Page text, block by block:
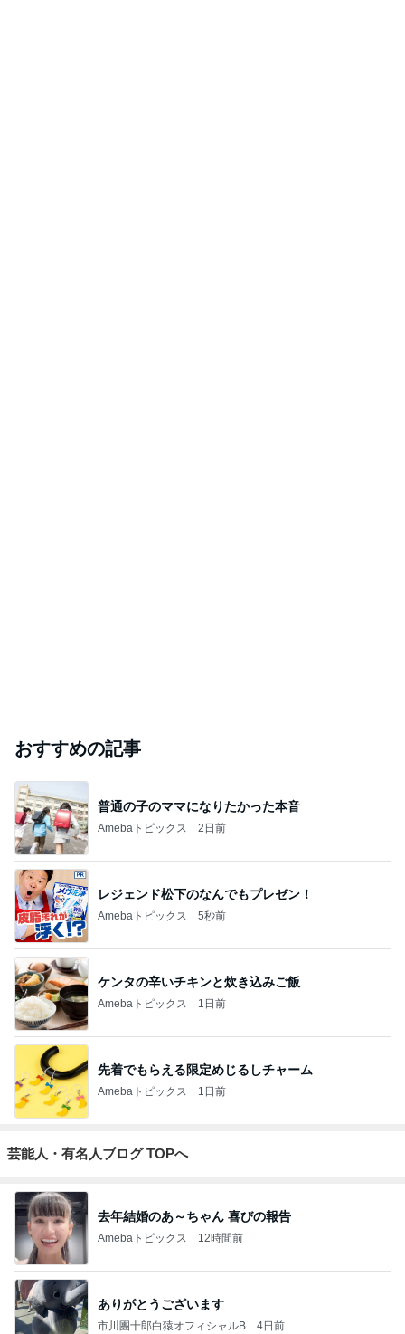
おすすめの記事
普通の子のママになりたかった本音
Amebaトピックス 2日前
レジェンド松下のなんでもプレゼン！
Amebaトピックス 5秒前
ケンタの辛いチキンと炊き込みご飯
Amebaトピックス 1日前
先着でもらえる限定めじるしチャーム
Amebaトピックス 1日前
芸能人・有名人ブログ TOPへ
去年結婚のあ～ちゃん 喜びの報告
Amebaトピックス 12時間前
ありがとうございます
市川團十郎白猿オフィシャルB 4日前